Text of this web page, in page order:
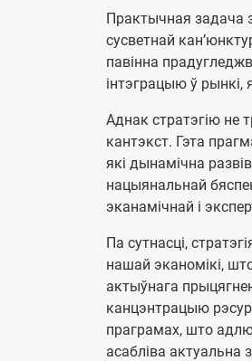
Практычная задача
сусветнай
павінна
інтэграцыю ў рынкі,
Аднак стратэгію не
кантэкст. Гэта
які дынамічна
нацыянальнай
эканамічнай і
Па сутнасці,
нашай эканомікі,
актыўнага
канцэнтрацыю
праграмах, што
асабліва актуальна